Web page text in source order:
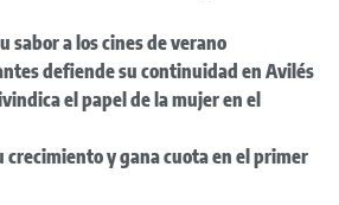
sabor a los cines de verano
defiende su continuidad en Avilés
el papel de la mujer en el
crecimiento y gana cuota en el primer